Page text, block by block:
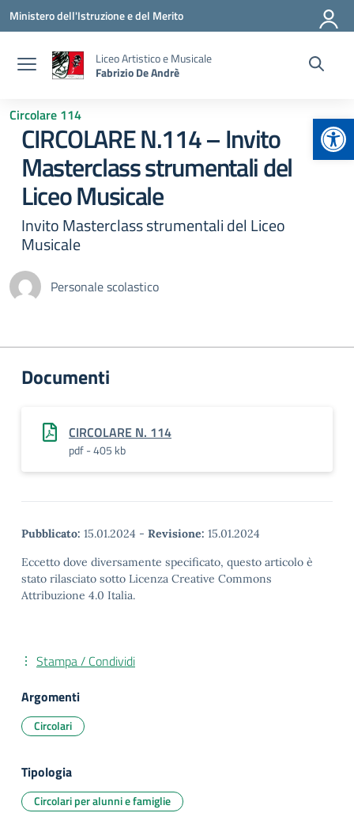
Vai ai contenuti
Vai al menu di navigazione
Vai al footer
Ministero dell'Istruzione e del Merito
Liceo Artistico e Musicale
Fabrizio De Andrè
Circolare 114
CIRCOLARE N.114 – Invito
Masterclass strumentali del
Liceo Musicale
Invito Masterclass strumentali del Liceo
Musicale
Personale scolastico
Documenti
CIRCOLARE N. 114
pdf - 405 kb
Pubblicato: 15.01.2024 - Revisione: 15.01.2024
Eccetto dove diversamente specificato, questo articolo è
stato rilasciato sotto Licenza Creative Commons
Attribuzione 4.0 Italia.
Stampa / Condividi
Argomenti
Circolari
Tipologia
Circolari per alunni e famiglie